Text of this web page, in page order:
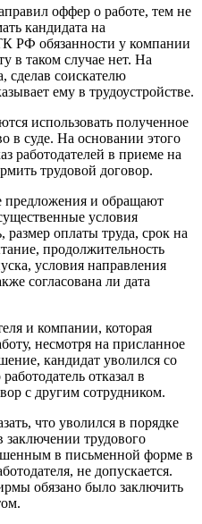
оффер о работе, тем не
кандидата на
РФ обязанности у компании
в таком случае нет. На
сделав соискателю
ему в трудоустройстве.
использовать полученное
в суде. На основании этого
работодателей в приеме на
трудовой договор.
предложения и обращают
условия
размер оплаты труда, срок на
продолжительность
условия направления
согласована ли дата
и компании, которая
несмотря на присланное
кандидат уволился со
отказал в
с другим сотрудником.
что уволился в порядке
заключении трудового
в письменной форме в
не допускается.
обязано было заключить